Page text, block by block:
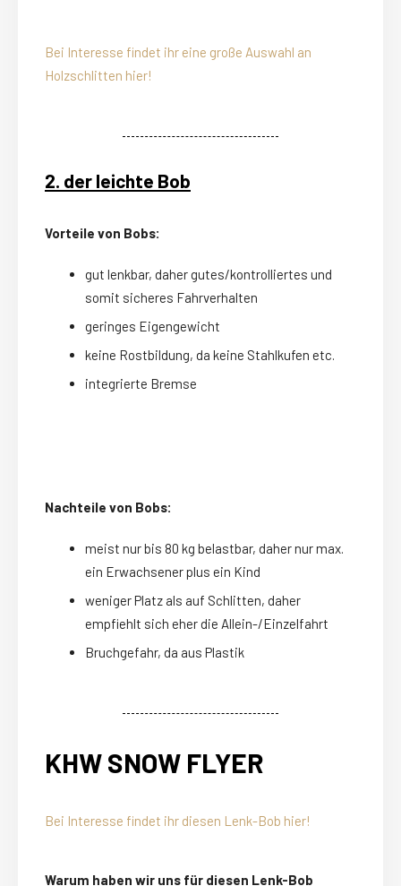
Bei Interesse findet ihr eine große Auswahl an
Holzschlitten hier!
2. der leichte Bob
Vorteile von Bobs:
gut lenkbar, daher gutes/kontrolliertes und
somit sicheres Fahrverhalten
geringes Eigengewicht
keine Rostbildung, da keine Stahlkufen etc.
integrierte Bremse
Nachteile von Bobs:
meist nur bis 80 kg belastbar, daher nur max.
ein Erwachsener plus ein Kind
weniger Platz als auf Schlitten, daher
empfiehlt sich eher die Allein-/Einzelfahrt
Bruchgefahr, da aus Plastik
KHW SNOW FLYER
Bei Interesse findet ihr diesen Lenk-Bob hier!
Warum haben wir uns für diesen Lenk-Bob